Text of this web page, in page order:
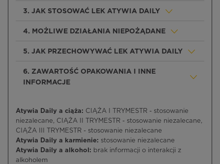
3. JAK STOSOWAĆ LEK ATYWIA DAILY
4. MOŻLIWE DZIAŁANIA NIEPOŻĄDANE
5. JAK PRZECHOWYWAĆ LEK ATYWIA DAILY
6. ZAWARTOŚĆ OPAKOWANIA I INNE
INFORMACJE
Atywia Daily a ciąża: CIĄŻA I TRYMESTR - stosowanie
niezalecane, CIĄŻA II TRYMESTR - stosowanie niezalecane,
CIĄŻA III TRYMESTR - stosowanie niezalecane
Atywia Daily a karmienie: stosowanie niezalecane
Atywia Daily a alkohol: brak informacji o interakcji z
alkoholem